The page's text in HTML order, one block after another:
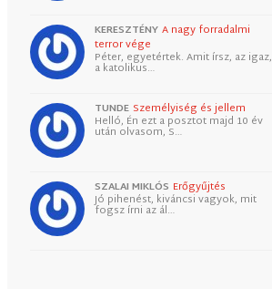
KERESZTÉNY A nagy forradalmi
terror vége
Péter, egyetértek. Amit írsz, az igaz,
a katolikus…
TUNDE Személyiség és jellem
Helló, Én ezt a posztot majd 10 év
után olvasom, S…
SZALAI MIKLÓS Erőgyűjtés
Jó pihenést, kiváncsi vagyok, mit
fogsz írni az ál…